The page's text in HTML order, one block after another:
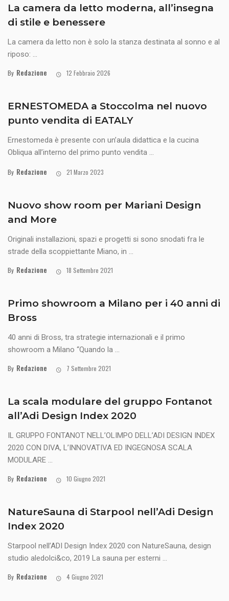
La camera da letto moderna, all’insegna
di stile e benessere
La camera da letto non è solo la stanza destinata al sonno e al
riposo: ...
By Redazione 12 Febbraio 2026
ERNESTOMEDA a Stoccolma nel nuovo
punto vendita di EATALY
Ernestomeda è presente con un’aula didattica e la cucina
Obliqua all’interno del primo punto vendita ...
By Redazione 21 Marzo 2023
Nuovo show room per Mariani Design
and More
Originali installazioni, spazi e progetti si sono snodati fra le
strade della scoppiettante Miano, in ...
By Redazione 18 Settembre 2021
Primo showroom a Milano per i 40 anni di
Bross
40 anni di Bross, tra strategie internazionali e il primo
showroom a Milano “Quando la ...
By Redazione 7 Settembre 2021
La scala modulare del gruppo Fontanot
all’Adi Design Index 2020
IL GRUPPO FONTANOT NELL’OLIMPO DELL’ADI DESIGN INDEX
2020 CON DIVA, L’INNOVATIVA ED INGEGNOSA SCALA
MODULARE ...
By Redazione 10 Giugno 2021
NatureSauna di Starpool nell’Adi Design
Index 2020
Starpool nell’ADI Design Index 2020 con NatureSauna, design
studio aledolci&co, 2019 La sauna per esterni ...
By Redazione 4 Giugno 2021